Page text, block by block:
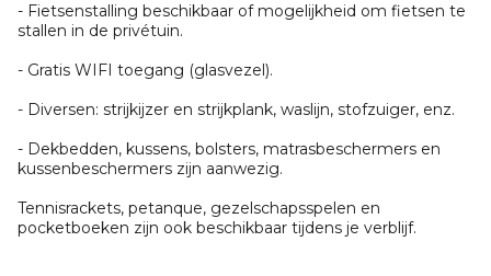
- Fietsenstalling beschikbaar of mogelijkheid om fietsen te
stallen in de privétuin.
- Gratis WIFI toegang (glasvezel).
- Diversen: strijkijzer en strijkplank, waslijn, stofzuiger, enz.
- Dekbedden, kussens, bolsters, matrasbeschermers en
kussenbeschermers zijn aanwezig.
Tennisrackets, petanque, gezelschapsspelen en
pocketboeken zijn ook beschikbaar tijdens je verblijf.